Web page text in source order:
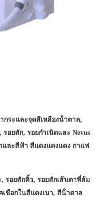
กำจัดรอยสัก 1064nm
532 นาโนเมตร
นาโนเมตร);
)
นไลน์
กระและจุดสีเหลืองน้ําตาล,
อยสัก, รอยกําเนิดและ Nevus
และสีฟ้า สีแดงแดงแดง กาแฟ
รอยสักคิ้ว, รอยสักเส้นตาที่ล้ม
ชือกในสีแดงเบา, สีน้ําตาล